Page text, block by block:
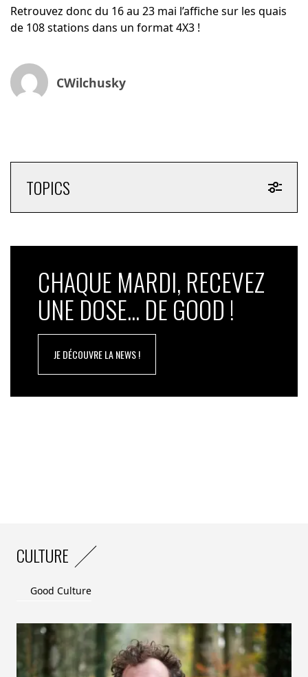
Retrouvez donc du 16 au 23 mai l’affiche sur les quais
de 108 stations dans un format 4X3 !
CWilchusky
TOPICS
CHAQUE MARDI, RECEVEZ
UNE DOSE... DE GOOD !
JE DÉCOUVRE LA NEWS !
CULTURE
Good Culture